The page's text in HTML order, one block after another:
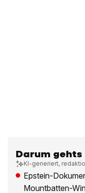
Darum gehts
KI-generiert,
Epstein-
Mountbatten-